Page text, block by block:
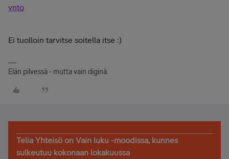
ynto
Ei tuolloin tarvitse soitella itse :)
Elän pilvessä - mutta vain diginä.
Telia Yhteisö on Vain luku -moodissa, kunnes
sulkeutuu kokonaan lokakuussa